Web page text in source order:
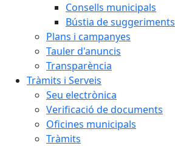
Consells municipals
Bústia de suggeriments
Plans i campanyes
Tauler d'anuncis
Transparència
Tràmits i Serveis
Seu electrònica
Verificació de documents
Oficines municipals
Tràmits